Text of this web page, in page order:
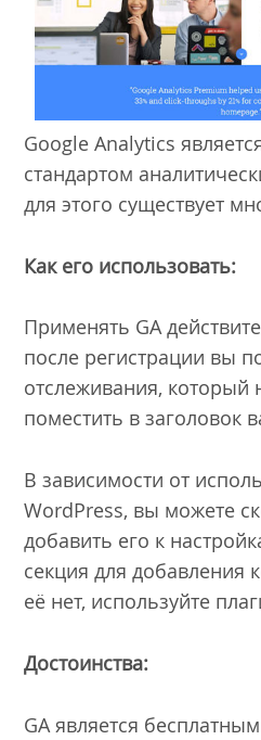
Google Analytics
стандартом
для этого существует
Как его использовать:
Применять GA
после регистрации вы
отслеживания, который
поместить в заголовок
В зависимости от
WordPress, вы можете
добавить его к
секция для добавления
её нет, используйте
Достоинства:
GA является